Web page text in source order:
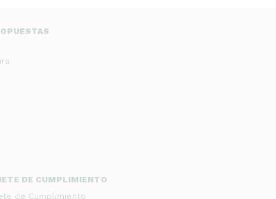
DE CUMPLIMIENTO
de Cumplimiento